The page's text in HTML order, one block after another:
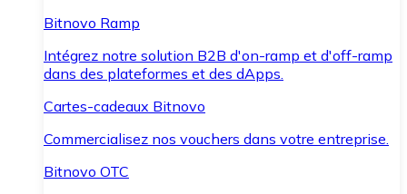
Bitnovo Ramp
Intégrez notre solution B2B d'on-ramp et d'off-ramp
dans des plateformes et des dApps.
Cartes-cadeaux Bitnovo
Commercialisez nos vouchers dans votre entreprise.
Bitnovo OTC